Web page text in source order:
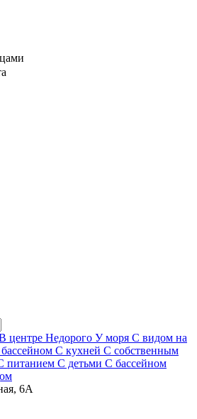
центре Недорого У моря С видом на
С кухней С собственным
питанием С детьми С бассейном
6А